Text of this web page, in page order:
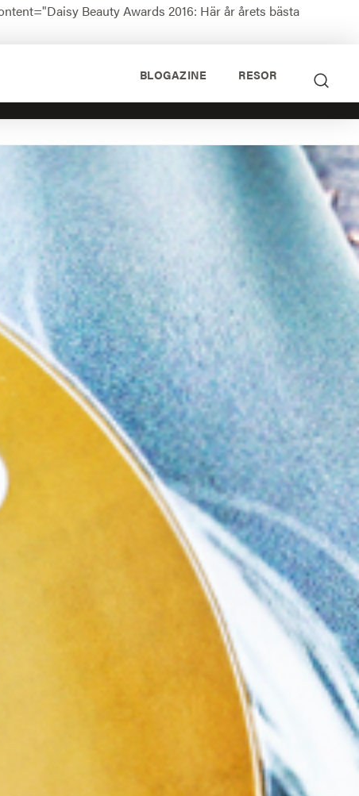
Beauty Awards 2016: Här år årets bästa
BLOGAZINE RESOR